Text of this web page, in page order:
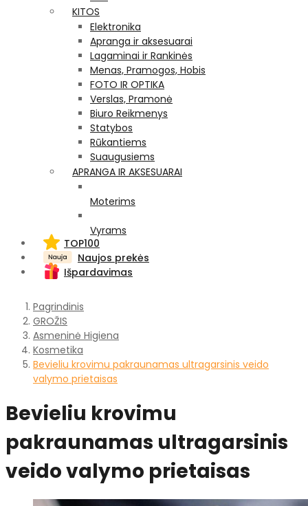
KITOS
Elektronika
Apranga ir aksesuarai
Lagaminai ir Rankinės
Menas, Pramogos, Hobis
FOTO IR OPTIKA
Verslas, Pramonė
Biuro Reikmenys
Statybos
Rūkantiems
Suaugusiems
APRANGA IR AKSESUARAI
Moterims
Vyrams
TOP100
Naujos prekės
Išpardavimas
Pagrindinis
GROŽIS
Asmeninė Higiena
Kosmetika
Bevieliu krovimu pakraunamas ultragarsinis veido
valymo prietaisas
Bevieliu krovimu
pakraunamas ultragarsinis
veido valymo prietaisas